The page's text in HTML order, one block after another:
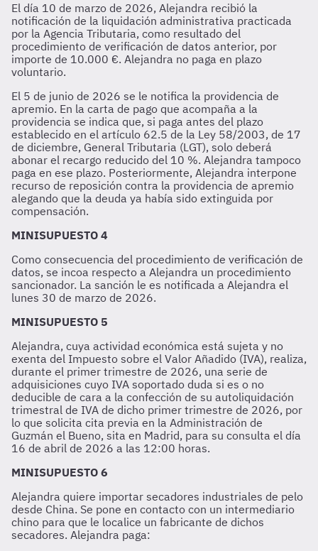
El día 10 de marzo de 2026, Alejandra recibió la
notificación de la liquidación administrativa practicada
por la Agencia Tributaria, como resultado del
procedimiento de verificación de datos anterior, por
importe de 10.000 €. Alejandra no paga en plazo
voluntario.
El 5 de junio de 2026 se le notifica la providencia de
apremio. En la carta de pago que acompaña a la
providencia se indica que, si paga antes del plazo
establecido en el artículo 62.5 de la Ley 58/2003, de 17
de diciembre, General Tributaria (LGT), solo deberá
abonar el recargo reducido del 10 %. Alejandra tampoco
paga en ese plazo. Posteriormente, Alejandra interpone
recurso de reposición contra la providencia de apremio
alegando que la deuda ya había sido extinguida por
compensación.
MINISUPUESTO 4
Como consecuencia del procedimiento de verificación de
datos, se incoa respecto a Alejandra un procedimiento
sancionador. La sanción le es notificada a Alejandra el
lunes 30 de marzo de 2026.
MINISUPUESTO 5
Alejandra, cuya actividad económica está sujeta y no
exenta del Impuesto sobre el Valor Añadido (IVA), realiza,
durante el primer trimestre de 2026, una serie de
adquisiciones cuyo IVA soportado duda si es o no
deducible de cara a la confección de su autoliquidación
trimestral de IVA de dicho primer trimestre de 2026, por
lo que solicita cita previa en la Administración de
Guzmán el Bueno, sita en Madrid, para su consulta el día
16 de abril de 2026 a las 12:00 horas.
MINISUPUESTO 6
Alejandra quiere importar secadores industriales de pelo
desde China. Se pone en contacto con un intermediario
chino para que le localice un fabricante de dichos
secadores. Alejandra paga: